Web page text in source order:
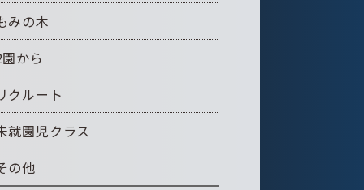
みの木
から
クルート
就園児クラス
の他